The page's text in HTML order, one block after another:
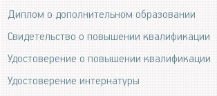
Диплом о дополнительном образовании
Свидетельство о повышении квалификации
Удостоверение о повышении квалификации
Удостоверение интернатуры